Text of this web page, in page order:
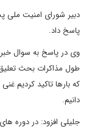
دبیر شورای امنیت ملی
پاسخ داد.
وی در پاسخ به سوال
دانیم.
جلیلی افزود: در دوره